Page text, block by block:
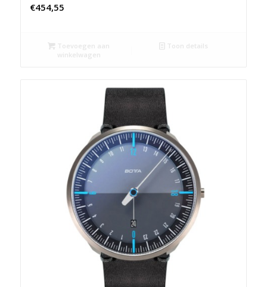
€454,55
Toevoegen aan
winkelwagen
Toon details